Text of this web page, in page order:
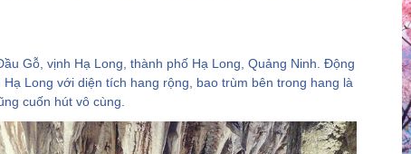
Gỗ, vịnh Hạ Long, thành phố Hạ Long, Quảng Ninh. Động
Long với diện tích hang rộng, bao trùm bên trong hang là
cuốn hút vô cùng.